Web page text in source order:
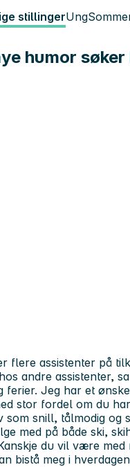
stillingerUng
humor
flere assistenter på
andre assistenter,
ferier. Jeg har et
stor fordel om du
snill, tålmodig og
med på både ski,
du vil være med
bistå meg i